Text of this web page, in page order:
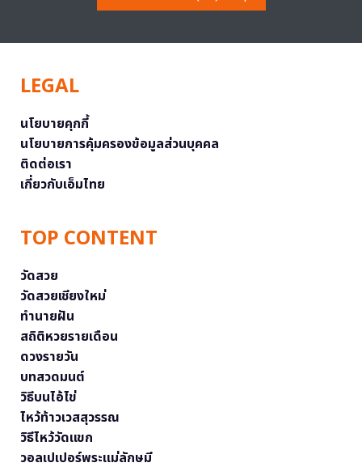
LEGAL
นโยบายคุกกี้
นโยบายการคุ้มครองข้อมูลส่วนบุคคล
ติดต่อเรา
เกี่ยวกับเอ็มไทย
TOP CONTENT
วัดสวย
วัดสวยเชียงใหม่
ทำนายฝัน
สถิติหวยรายเดือน
ดวงรายวัน
บทสวดมนต์
วิธีบนไอ้ไข่
ไหว้ท้าวเวสสุวรรณ
วิธีไหว้วัดแขก
วอลเปเปอร์พระแม่ลักษมี